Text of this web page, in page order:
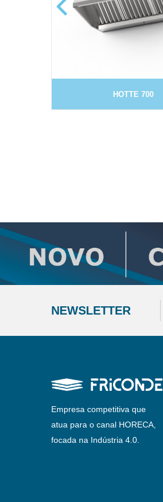
HOTTE 700
NEWSLETTER
Empresa competitiva que
atua para o canal HORECA,
focada na Indústria 4.0.